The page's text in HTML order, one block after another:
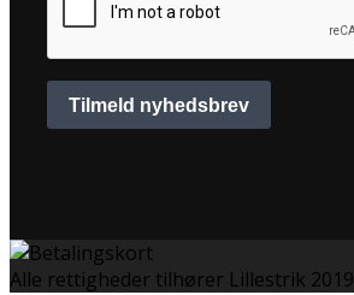
Alle rettigheder tilhører Lillestrik 2019